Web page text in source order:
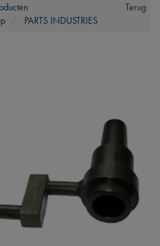
Terug
PARTS INDUSTRIES